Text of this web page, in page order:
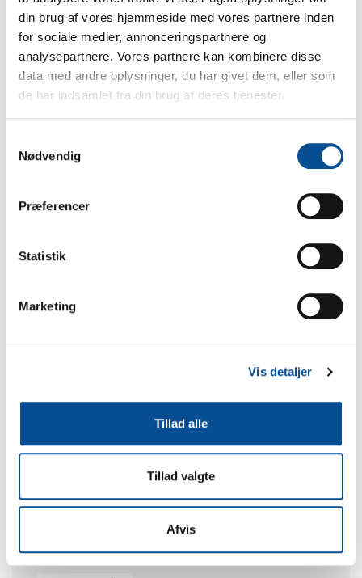
din brug af vores hjemmeside med vores partnere inden
for sociale medier, annonceringspartnere og
analysepartnere. Vores partnere kan kombinere disse
data med andre oplysninger, du har givet dem, eller som
de har indsamlet fra din brug af deres tjenester.
Nødvendig
Præferencer
Statistik
Marketing
Vis detaljer
Tillad alle
Tillad valgte
Afvis
Kategori
Alle
(40)
(4)
Produkter
(12)
Værd at vide
(13)
BÆREDYGTIGHED JOB
RØRLASERSKÆRING VANDSKÆRING